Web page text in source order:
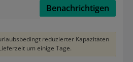
Benachrichtigen
reduzierter Kapazitäten
um einige Tage.